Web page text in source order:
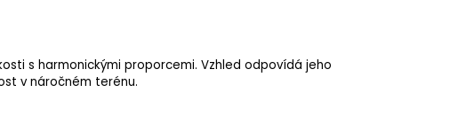
s harmonickými proporcemi. Vzhled odpovídá jeho
v náročném terénu.